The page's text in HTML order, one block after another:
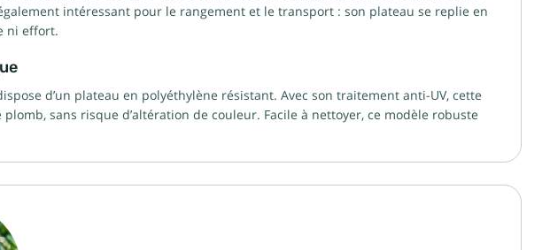
intéressant pour le rangement et le transport : son plateau se replie en
ni effort.
d’un plateau en polyéthylène résistant. Avec son traitement anti-UV, cette
sans risque d’altération de couleur. Facile à nettoyer, ce modèle robuste